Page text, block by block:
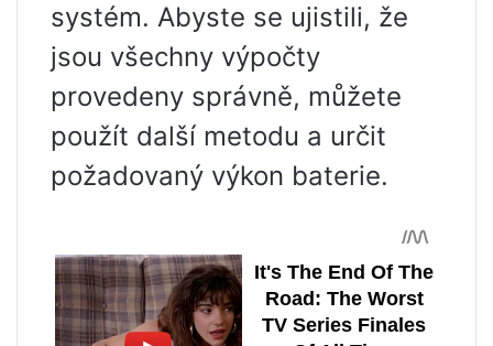
systém. Abyste se ujistili, že
jsou všechny výpočty
provedeny správně, můžete
použít další metodu a určit
požadovaný výkon baterie.